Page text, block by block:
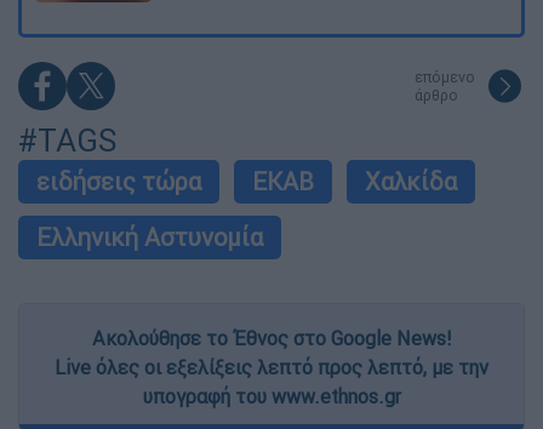
επόμενο
άρθρο
#TAGS
ειδήσεις τώρα ΕΚΑΒ
Χαλκίδα
Ελληνική Αστυνομία
Ακολούθησε το Έθνος στο Google News!
Live όλες οι εξελίξεις λεπτό προς λεπτό, με την
υπογραφή του www.ethnos.gr